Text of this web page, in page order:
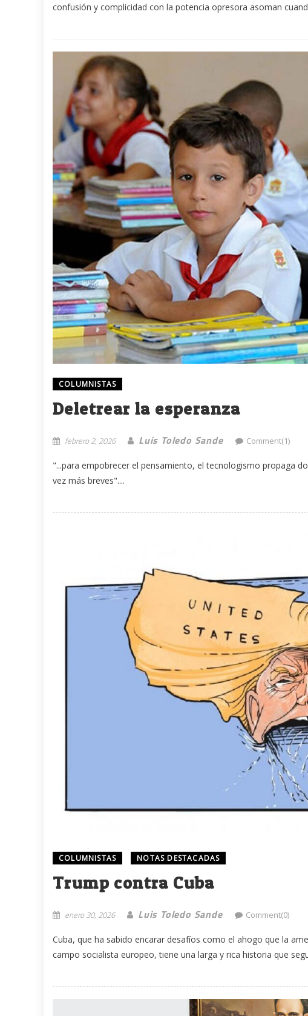
confusión y complicidad con la potencia opresora asoman
COLUMNISTAS
Deletrear la esperanza
febrero 2, 2026 Luis Toledo Sande Comment(1)
"...para empobrecer el pensamiento, el tecnologismo propaga
vez más breves"....
COLUMNISTAS NOTAS DESTACADAS
Trump contra Cuba
enero 30, 2026 Luis Toledo Sande Comment(0)
Cuba, que ha sabido encarar desafíos como el ahogo que la
campo socialista europeo, tiene una larga y rica historia que